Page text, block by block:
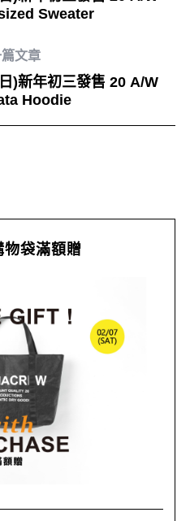
Sweater
文章
)新年初三發售 20 A/W
Hoodie
袋滿額贈